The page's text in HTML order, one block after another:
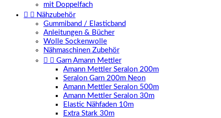
mit Doppelfach
  Nähzubehör
Gummiband / Elasticband
Anleitungen & Bücher
Wolle Sockenwolle
Nähmaschinen Zubehör
  Garn Amann Mettler
Amann Mettler Seralon 200m
Seralon Garn 200m Neon
Amann Mettler Seralon 500m
Amann Mettler Seralon 30m
Elastic Nähfaden 10m
Extra Stark 30m